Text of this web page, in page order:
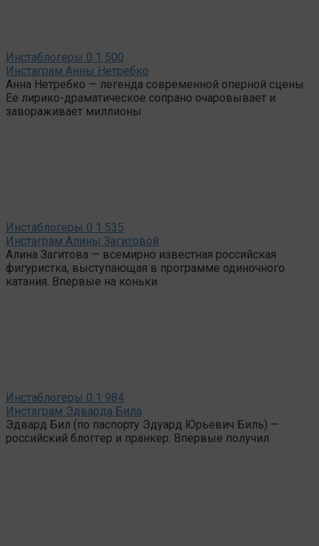
Инстаблогеры 0 1 500
Инстаграм Анны Нетребко
Анна Нетребко — легенда современной оперной сцены.
Ее лирико-драматическое сопрано очаровывает и
завораживает миллионы
Инстаблогеры 0 1 535
Инстаграм Алины Загитовой
Алина Загитова — всемирно известная российская
фигуристка, выступающая в программе одиночного
катания. Впервые на коньки
Инстаблогеры 0 1 984
Инстаграм Эдварда Била
Эдвард Бил (по паспорту Эдуард Юрьевич Биль) —
российский блоггер и пранкер. Впервые получил